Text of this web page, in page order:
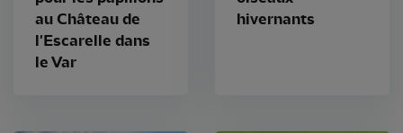
au Château de
l'Escarelle dans
le Var
hivernants